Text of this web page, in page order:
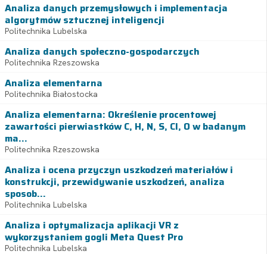
Analiza danych przemysłowych i implementacja
algorytmów sztucznej inteligencji
Politechnika Lubelska
Analiza danych społeczno-gospodarczych
Politechnika Rzeszowska
Analiza elementarna
Politechnika Białostocka
Analiza elementarna: Określenie procentowej
zawartości pierwiastków C, H, N, S, Cl, O w badanym
ma...
Politechnika Rzeszowska
Analiza i ocena przyczyn uszkodzeń materiałów i
konstrukcji, przewidywanie uszkodzeń, analiza
sposob...
Politechnika Lubelska
Analiza i optymalizacja aplikacji VR z
wykorzystaniem gogli Meta Quest Pro
Politechnika Lubelska